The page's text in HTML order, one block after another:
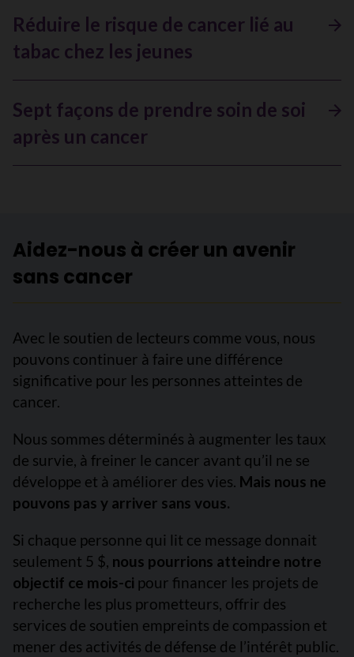
Réduire le risque de cancer lié au
tabac chez les jeunes
Sept façons de prendre soin de soi
après un cancer
Aidez-nous à créer un avenir
sans cancer
Avec le soutien de lecteurs comme vous, nous
pouvons continuer à faire une différence
significative pour les personnes atteintes de
cancer.
Nous sommes déterminés à augmenter les taux
de survie, à freiner le cancer avant qu’il ne se
développe et à améliorer des vies. Mais nous ne
pouvons pas y arriver sans vous.
Si chaque personne qui lit ce message donnait
seulement 5 $, nous pourrions atteindre notre
objectif ce mois-ci pour financer les projets de
recherche les plus prometteurs, offrir des
services de soutien empreints de compassion et
mener des activités de défense de l’intérêt public.